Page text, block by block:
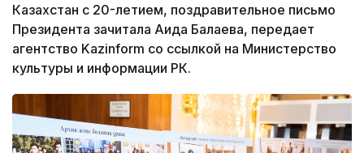
Казахстан с 20-летием, поздравительное письмо
Президента зачитала Аида Балаева, передает
агентство Kazinform со ссылкой на Министерство
культуры и информации РК.